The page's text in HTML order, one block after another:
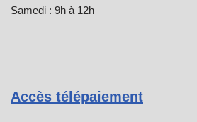
Samedi : 9h à 12h
Accès télépaiement